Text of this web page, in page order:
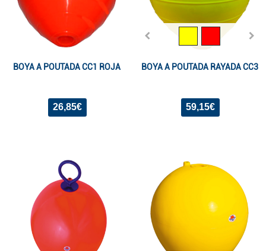
BOYA A POUTADA CC1 ROJA
26,85€
BOYA A POUTADA RAYADA CC3
59,15€